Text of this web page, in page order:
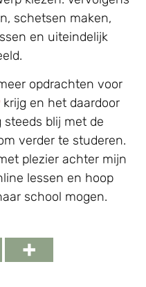
schetsen maken,
en uiteindelijk
opdrachten voor
krijg en het daardoor
steeds blij met de
verder te studeren.
plezier achter mijn
lessen en hoop
school mogen.